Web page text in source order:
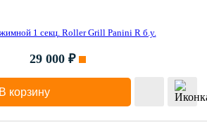
1 секц. Roller Grill Panini R б.у.
29 000 ₽
В корзину